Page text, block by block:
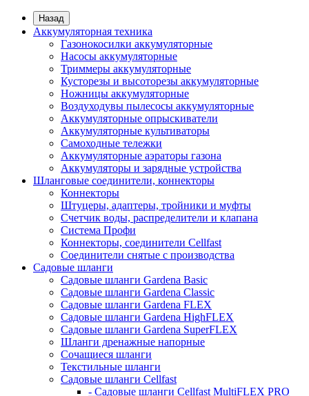
Назад
Аккумуляторная техника
Газонокосилки аккумуляторные
Насосы аккумуляторные
Триммеры аккумуляторные
Кусторезы и высоторезы аккумуляторные
Ножницы аккумуляторные
Воздуходувы пылесосы аккумуляторные
Аккумуляторные опрыскиватели
Аккумуляторные культиваторы
Самоходные тележки
Аккумуляторные аэраторы газона
Аккумуляторы и зарядные устройства
Шланговые соединители, коннекторы
Коннекторы
Штуцеры, адаптеры, тройники и муфты
Счетчик воды, распределители и клапана
Система Профи
Коннекторы, соединители Cellfast
Соединители снятые с производства
Садовые шланги
Садовые шланги Gardena Basic
Садовые шланги Gardena Classic
Садовые шланги Gardena FLEX
Садовые шланги Gardena HighFLEX
Садовые шланги Gardena SuperFLEX
Шланги дренажные напорные
Сочащиеся шланги
Текстильные шланги
Садовые шланги Cellfast
- Садовые шланги Cellfast MultiFLEX PRO